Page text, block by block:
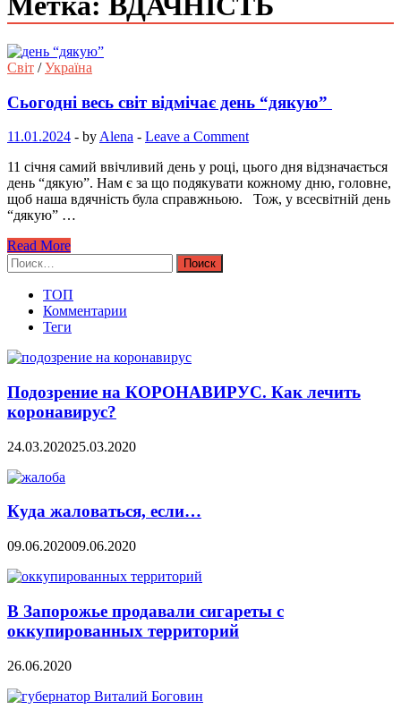
Світ /Україна
Сьогодні весь світ відмічає день “дякую”
11.01.2024 - by Alena - Leave a Comment
11 січня самий ввічливий день у році, цього дня відзначається
день “дякую”. Нам є за що подякувати кожному дню, головне,
щоб наша вдячність була справжньою. Тож, у всесвітній день
“дякую” …
Read More
Найти:
ТОП
Комментарии
Теги
Подозрение на КОРОНАВИРУС. Как лечить
коронавирус?
24.03.202025.03.2020
Куда жаловаться, если…
09.06.202009.06.2020
В Запорожье продавали сигареты с
оккупированных территорий
26.06.2020